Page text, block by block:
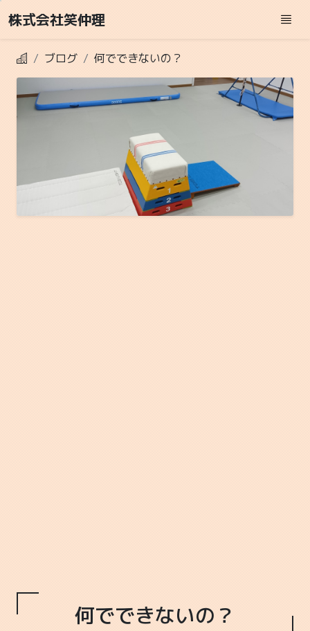
株式会社笑仲理
ブログ 何でできないの？
何でできないの？